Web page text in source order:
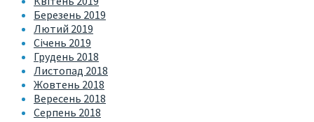
Березень 2019
Лютий 2019
Січень 2019
Грудень 2018
Листопад 2018
Жовтень 2018
Вересень 2018
Серпень 2018